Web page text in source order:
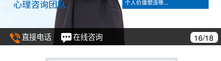
直接电话 在线咨询 17/18